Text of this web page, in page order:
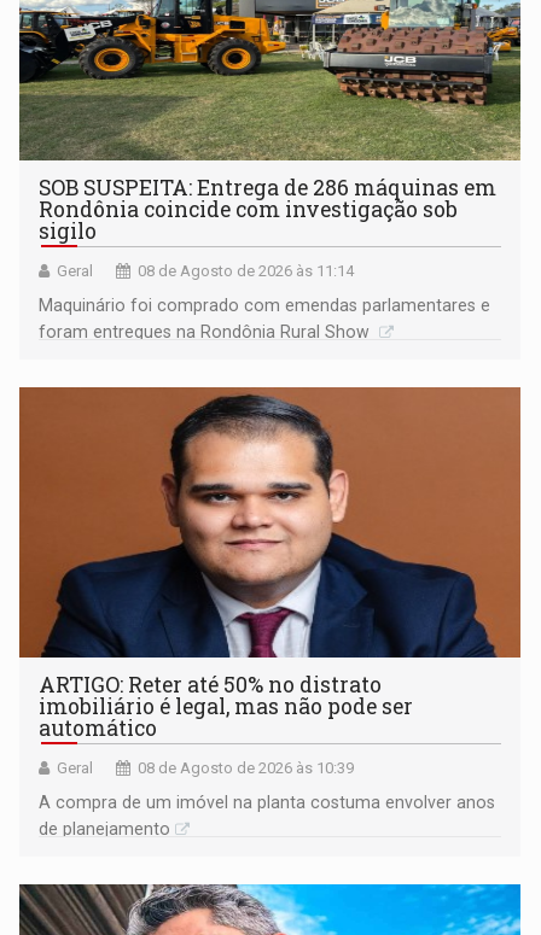
SOB SUSPEITA: Entrega de 286 máquinas em
Rondônia coincide com investigação sob
sigilo
Geral 08 de Agosto de 2026 às 11:14
Maquinário foi comprado com emendas parlamentares e
foram entregues na Rondônia Rural Show
ARTIGO: Reter até 50% no distrato
imobiliário é legal, mas não pode ser
automático
Geral 08 de Agosto de 2026 às 10:39
A compra de um imóvel na planta costuma envolver anos
de planejamento